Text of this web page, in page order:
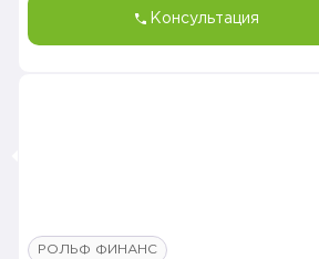
Консультация
РОЛЬФ ФИНАНС